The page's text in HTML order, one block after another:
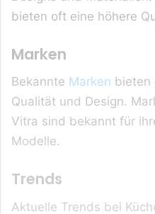
bieten oft eine höhere
Marken
Bekannte Marken bieten
Qualität und Design.
Vitra sind bekannt für
Modelle.
Trends
Aktuelle Trends bei